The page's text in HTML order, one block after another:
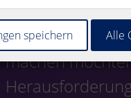
Egal, ob Sie
machen
speichern Alle